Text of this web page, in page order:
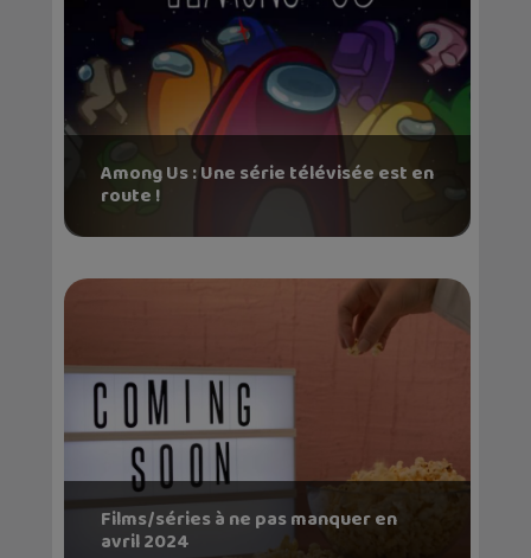
Among Us : Une série télévisée est en
route !
Films/séries à ne pas manquer en
avril 2024